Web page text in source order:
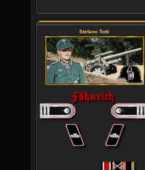
Stefano Totti